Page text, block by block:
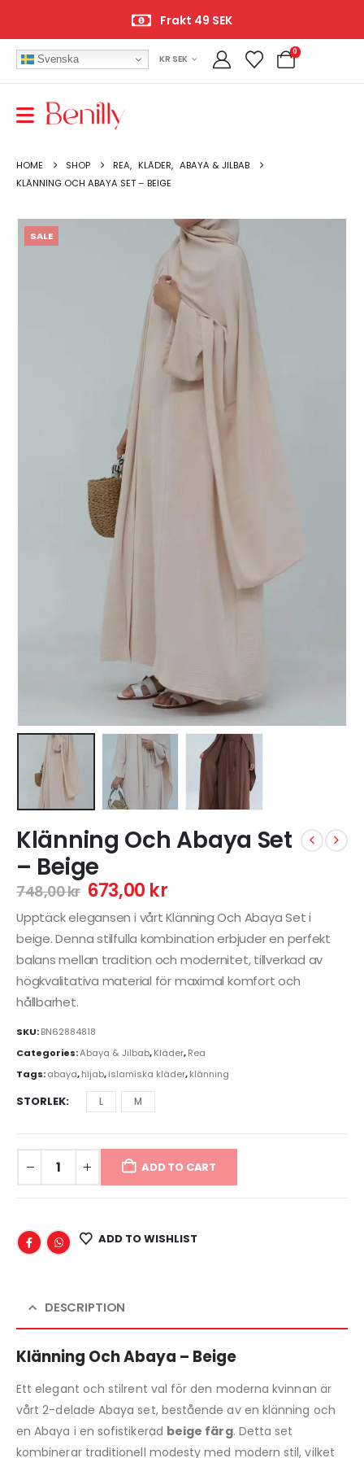
Frakt 49 SEK
Svenska KR SEK
0
HOME SHOP REA, KLÄDER, ABAYA & JILBAB
KLÄNNING OCH ABAYA SET – BEIGE
SALE
Klänning Och Abaya Set
– Beige
748,00kr 673,00 kr
Upptäck elegansen i vårt Klänning Och Abaya Set i
beige. Denna stilfulla kombination erbjuder en perfekt
balans mellan tradition och modernitet, tillverkad av
högkvalitativa material för maximal komfort och
hållbarhet.
SKU:BN62884818
Categories:Abaya & Jilbab,Kläder,Rea
Tags:abaya,hijab,islamiska kläder,klänning
STORLEK L M
ADD TO CART
ADD TO WISHLIST
DESCRIPTION
Klänning Och Abaya – Beige
Ett elegant och stilrent val för den moderna kvinnan är
vårt 2-delade Abaya set, bestående av en klänning och
en Abaya i en sofistikerad beige färg. Detta set
kombinerar traditionell modesty med modern stil, vilket